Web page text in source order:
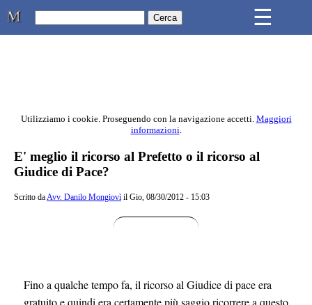
Studio Legale Mongiovì ☰
Contenuto principale della pagina
Utilizziamo i cookie. Proseguendo con la navigazione accetti. Maggiori
informazioni.
E' meglio il ricorso al Prefetto o il ricorso al
Giudice di Pace?
Scritto daAvv. Danilo Mongiovì il Gio, 08/30/2012 - 15:03
Fino a qualche tempo fa, il ricorso al Giudice di pace era